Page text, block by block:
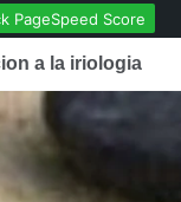
PageSpeed Score
en la Revista
a la iriologia